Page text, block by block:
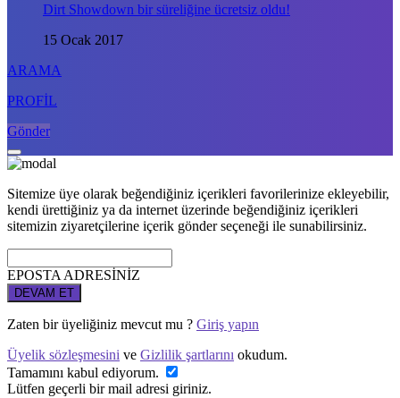
Dirt Showdown bir süreliğine ücretsiz oldu!
15 Ocak 2017
ARAMA
PROFİL
Gönder
Sitemize üye olarak beğendiğiniz içerikleri favorilerinize ekleyebilir,
kendi ürettiğiniz ya da internet üzerinde beğendiğiniz içerikleri
sitemizin ziyaretçilerine içerik gönder seçeneği ile sunabilirsiniz.
EPOSTA ADRESİNİZ
DEVAM ET
Zaten bir üyeliğiniz mevcut mu ? Giriş yapın
Üyelik sözleşmesini ve Gizlilik şartlarını okudum.
Tamamını kabul ediyorum.
Lütfen geçerli bir mail adresi giriniz.